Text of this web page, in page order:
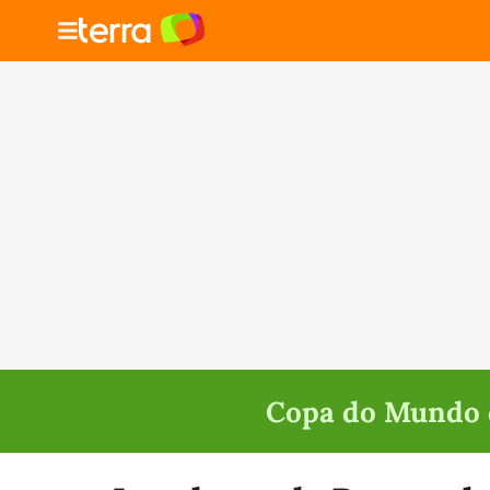
Copa do
Selecione o time para ver as notícias